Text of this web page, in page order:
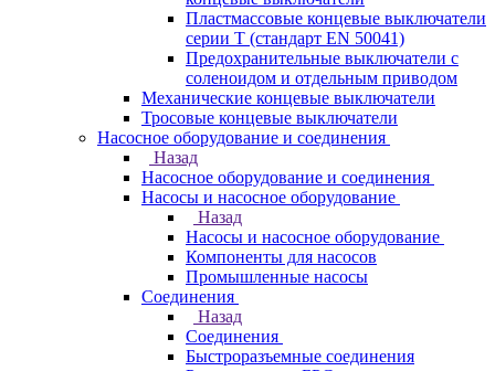
Пластмассовые концевые выключатели
серии T (стандарт EN 50041)
Предохранительные выключатели с
соленоидом и отдельным приводом
Механические концевые выключатели
Тросовые концевые выключатели
Насосное оборудование и соединения
Назад
Насосное оборудование и соединения
Насосы и насосное оборудование
Назад
Насосы и насосное оборудование
Компоненты для насосов
Промышленные насосы
Соединения
Назад
Соединения
Быстроразъемные соединения